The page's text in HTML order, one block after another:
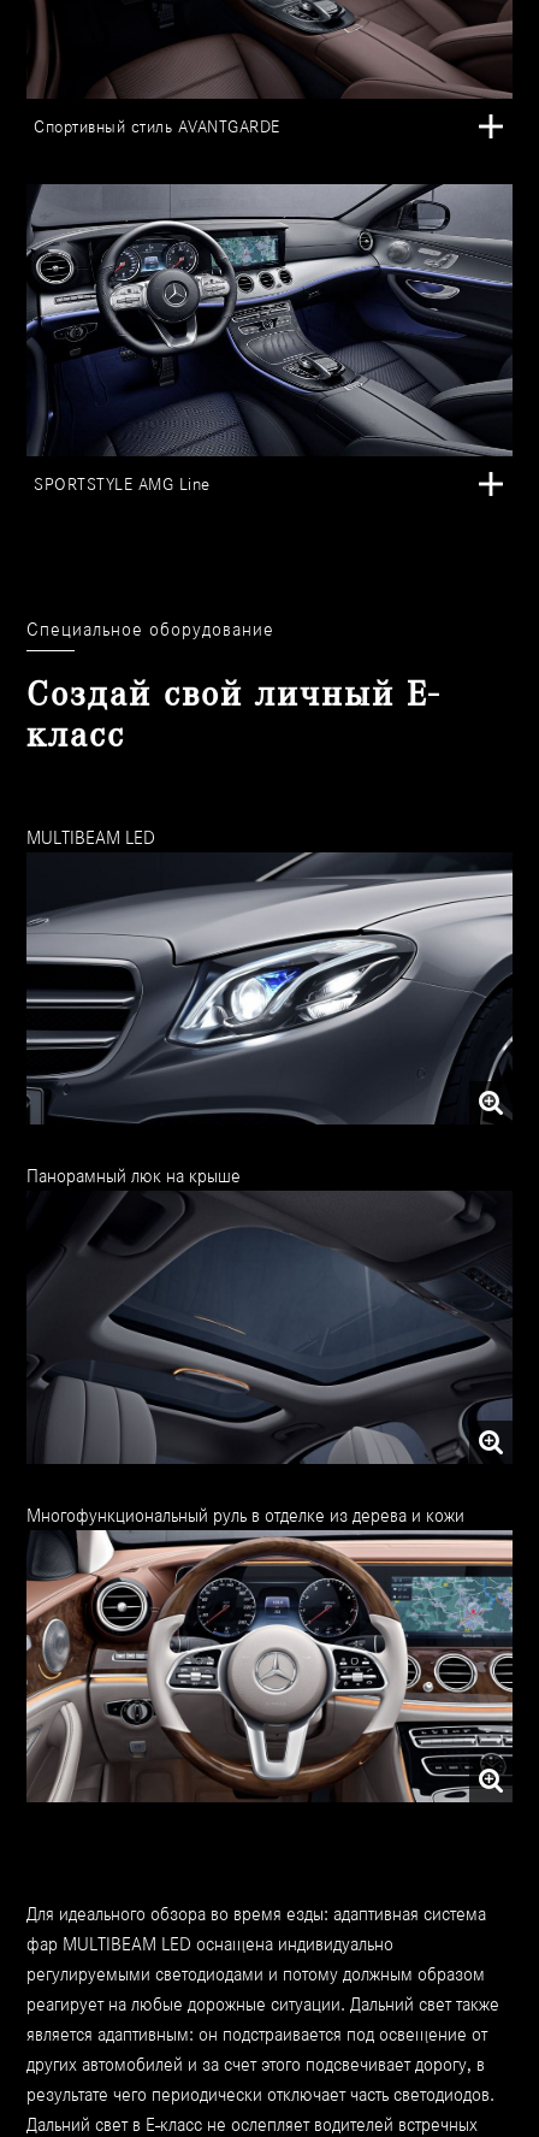
Спортивный стиль AVANTGARDE
SPORTSTYLE AMG Line
Специальное оборудование
Создай свой личный E-
класс
MULTIBEAM LED
Панорамный люк на крыше
Многофункциональный руль в отделке из дерева и кожи
Для идеального обзора во время езды: адаптивная система
фар MULTIBEAM LED оснащена индивидуально
регулируемыми светодиодами и потому должным образом
реагирует на любые дорожные ситуации. Дальний свет также
является адаптивным: он подстраивается под освещение от
других автомобилей и за счет этого подсвечивает дорогу, в
результате чего периодически отключает часть светодиодов.
Дальний свет в Е-класс не ослепляет водителей встречных